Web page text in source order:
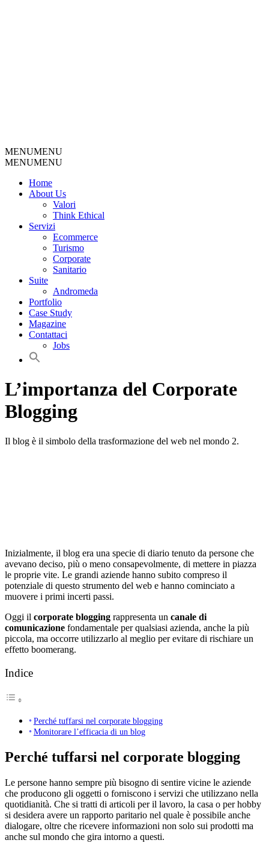
MENUMENU
MENUMENU
Home
About Us
Valori
Think Ethical
Servizi
Ecommerce
Turismo
Corporate
Sanitario
Suite
Andromeda
Portfolio
Case Study
Magazine
Contattaci
Jobs
L’importanza del Corporate
Blogging
Il blog è il simbolo della trasformazione del web nel mondo 2.
Inizialmente, il blog era una specie di diario tenuto da persone che
avevano deciso, più o meno consapevolmente, di mettere in piazza
le proprie vite. Le grandi aziende hanno subito compreso il
potenziale di questo strumento del web e hanno cominciato a
muovere i primi incerti passi.
Oggi il corporate blogging rappresenta un canale di
comunicazione fondamentale per qualsiasi azienda, anche la più
piccola, ma occorre utilizzarlo al meglio per evitare di rischiare un
effetto boomerang.
Indice
Perché tuffarsi nel corporate blogging
Monitorare l’efficacia di un blog
Perché tuffarsi nel corporate blogging
Le persone hanno sempre più bisogno di sentire vicine le aziende
che producono gli oggetti o forniscono i servizi che utilizzano nella
quotidianità. Che si tratti di articoli per il lavoro, la casa o per hobby
si desidera avere un rapporto paritario nel quale è possibile anche
dialogare, oltre che ricevere informazioni non solo sui prodotti ma
anche sul mondo che gira intorno a questi.